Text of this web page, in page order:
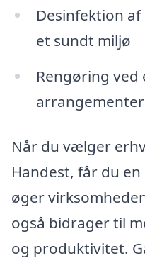
Desinfektion
et sundt miljø
Rengøring ved
arrangementer
Når du vælger
Handest, får du
øger
også bidrager til
og produktivitet.